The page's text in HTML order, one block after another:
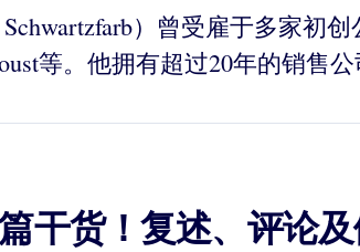
Schwartzfarb）曾受雇于多家初
等。他拥有超过20年的销售公
干货！复述、评论